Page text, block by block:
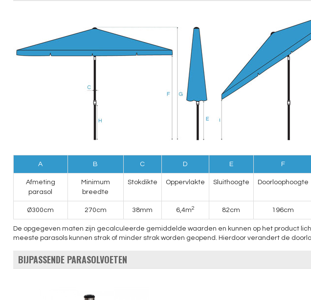
A B C D E F
Afmeting
parasol
Minimum
breedte
Stokdikte Oppervlakte Sluithoogte Doorloophoogte
Ø300cm 270cm 38mm 6,4m2 82cm 196cm
De opgegeven maten zijn gecalculeerde gemiddelde waarden en kunnen op het product
meeste parasols kunnen strak of minder strak worden geopend. Hierdoor verandert de
BIJPASSENDE PARASOLVOETEN